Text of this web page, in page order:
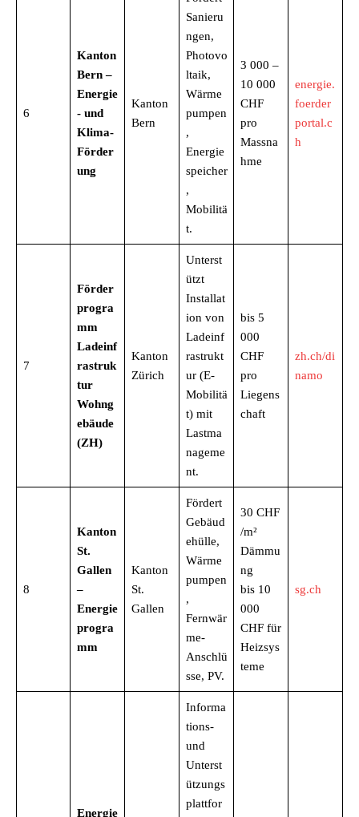
6
Kanton
Bern –
Energie
- und
Klima-
Förder
ung
Kanton
Bern
Sanieru
ngen,
Photovo
ltaik,
Wärme
pumpen
,
Energie
speicher
,
Mobilitä
t.
3 000 –
10 000
CHF
pro
Massna
hme
energie.
foerder
portal.c
h
7
Förder
progra
mm
Ladeinf
rastruk
tur
Wohng
ebäude
(ZH)
Kanton
Zürich
Unterst
ützt
Installat
ion von
Ladeinf
rastrukt
ur (E-
Mobilitä
t) mit
Lastma
nageme
nt.
bis 5
000
CHF
pro
Liegens
chaft
zh.ch/di
namo
8
Kanton
St.
Gallen
–
Energie
progra
mm
Kanton
St.
Gallen
Fördert
Gebäud
ehülle,
Wärme
pumpen
,
Fernwär
me-
Anschlü
sse, PV.
30 CHF
/m²
Dämmu
ng
bis 10
000
CHF für
Heizsys
teme
sg.ch
Energie
Informa
tions-
und
Unterst
ützungs
plattfor